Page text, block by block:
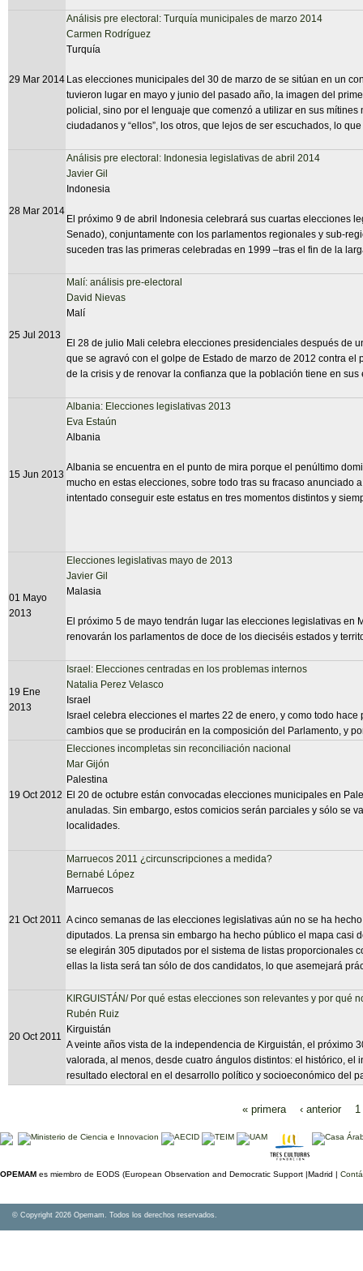
29 Mar 2014
Análisis pre electoral: Turquía municipales de marzo 2014
Carmen Rodríguez
Turquía
Las elecciones municipales del 30 de marzo de se sitúan en un
tuvieron lugar en mayo y junio del pasado año, la imagen del
policial, sino por el lenguaje que comenzó a utilizar en sus
ciudadanos y “ellos”, los otros, que lejos de ser escuchados, lo
28 Mar 2014
Análisis pre electoral: Indonesia legislativas de abril 2014
Javier Gil
Indonesia
El próximo 9 de abril Indonesia celebrará sus cuartas elecciones
Senado), conjuntamente con los parlamentos regionales y sub-
suceden tras las primeras celebradas en 1999 –tras el fin de la
25 Jul 2013
Malí: análisis pre-electoral
David Nievas
Malí
El 28 de julio Mali celebra elecciones presidenciales después de
que se agravó con el golpe de Estado de marzo de 2012 contra
de la crisis y de renovar la confianza que la población tiene en
15 Jun 2013
Albania: Elecciones legislativas 2013
Eva Estaún
Albania
Albania se encuentra en el punto de mira porque el penúltimo
mucho en estas elecciones, sobre todo tras su fracaso
intentado conseguir este estatus en tres momentos distintos y
01 Mayo
2013
Elecciones legislativas mayo de 2013
Javier Gil
Malasia
El próximo 5 de mayo tendrán lugar las elecciones legislativas
renovarán los parlamentos de doce de los dieciséis estados y
19 Ene
2013
Israel: Elecciones centradas en los problemas internos
Natalia Perez Velasco
Israel
Israel celebra elecciones el martes 22 de enero, y como todo
cambios que se producirán en la composición del Parlamento, y
19 Oct 2012
Elecciones incompletas sin reconciliación nacional
Mar Gijón
Palestina
El 20 de octubre están convocadas elecciones municipales en
anuladas. Sin embargo, estos comicios serán parciales y sólo se
localidades.
21 Oct 2011
Marruecos 2011 ¿circunscripciones a medida?
Bernabé López
Marruecos
A cinco semanas de las elecciones legislativas aún no se ha
diputados. La prensa sin embargo ha hecho público el mapa casi
se elegirán 305 diputados por el sistema de listas proporcionales
ellas la lista será tan sólo de dos candidatos, lo que asemejará
20 Oct 2011
KIRGUISTÁN/ Por qué estas elecciones son relevantes y por qué
Rubén Ruiz
Kirguistán
A veinte años vista de la independencia de Kirguistán, el próximo
valorada, al menos, desde cuatro ángulos distintos: el histórico,
resultado electoral en el desarrollo político y socioeconómico del
« primera ‹ anterior 1
OPEMAM es miembro de EODS (European Observation and Democratic Support |Madrid |
© Copyright 2026 Opemam. Todos los derechos reservados.